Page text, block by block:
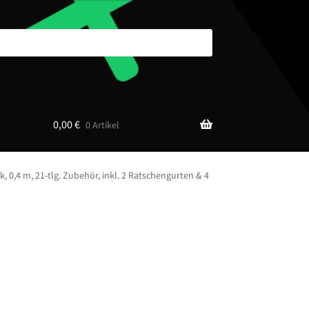
0,00€ 0 Artikel
0,4 m, 21-tlg. Zubehör, inkl. 2 Ratschengurten & 4